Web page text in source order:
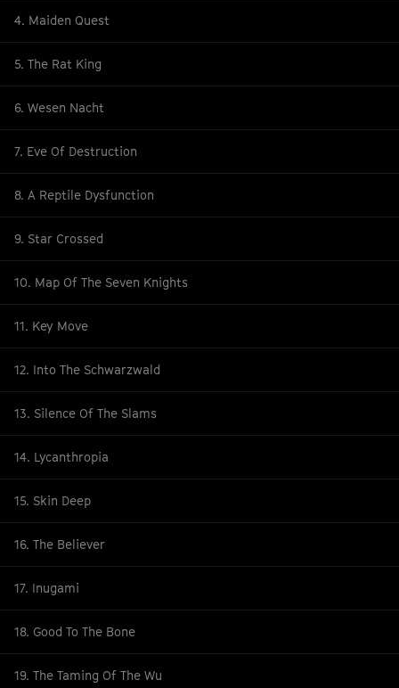
4. Maiden Quest
5. The Rat King
6. Wesen Nacht
7. Eve Of Destruction
8. A Reptile Dysfunction
9. Star Crossed
10. Map Of The Seven Knights
11. Key Move
12. Into The Schwarzwald
13. Silence Of The Slams
14. Lycanthropia
15. Skin Deep
16. The Believer
17. Inugami
18. Good To The Bone
19. The Taming Of The Wu